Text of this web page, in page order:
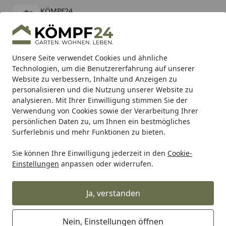
Unsere Seite verwendet Cookies und ähnliche
Technologien, um die Benutzererfahrung auf unserer
Website zu verbessern, Inhalte und Anzeigen zu
personalisieren und die Nutzung unserer Website zu
analysieren. Mit Ihrer Einwilligung stimmen Sie der
Verwendung von Cookies sowie der Verarbeitung Ihrer
persönlichen Daten zu, um Ihnen ein bestmögliches
Surferlebnis und mehr Funktionen zu bieten.
Sie können Ihre Einwilligung jederzeit in den Cookie-
Einstellungen anpassen oder widerrufen.
Ja, verstanden
Nein, Einstellungen öffnen
KÖMPF24
kostenlos - Im App Store
Hotline
Alle Produkte
Mein Konto
Suchen
Karibu Pools inkl. gratis Sandfilteranlage & Pool-
Starterset (Gesamtwert bis 468,99€)
Startseite
Geschenke für besondere Anlässe Geschenkideen zum
WMF Ambient Sekt-und Weinkühler